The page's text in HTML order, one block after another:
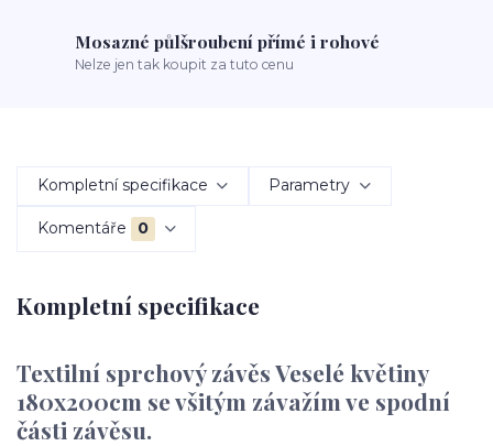
Mosazné půlšroubení přímé i rohové
Nelze jen tak koupit za tuto cenu
Kompletní specifikace Parametry
Komentáře 0
Kompletní specifikace
Textilní sprchový závěs Veselé květiny
180x200cm se všitým závažím ve spodní
části závěsu.